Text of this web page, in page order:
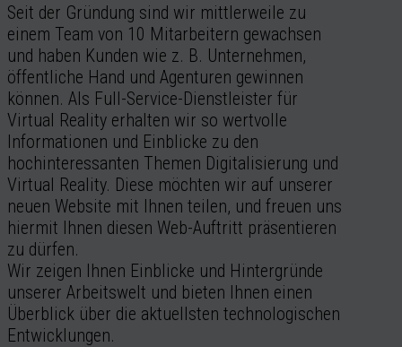
Seit der Gründung sind wir mittlerweile zu
einem Team von 10 Mitarbeitern gewachsen
und haben Kunden wie z. B. Unternehmen,
öffentliche Hand und Agenturen gewinnen
können. Als Full-Service-Dienstleister für
Virtual Reality erhalten wir so wertvolle
Informationen und Einblicke zu den
hochinteressanten Themen Digitalisierung und
Virtual Reality. Diese möchten wir auf unserer
neuen Website mit Ihnen teilen, und freuen uns
hiermit Ihnen diesen Web-Auftritt präsentieren
zu dürfen.
Wir zeigen Ihnen Einblicke und Hintergründe
unserer Arbeitswelt und bieten Ihnen einen
Überblick über die aktuellsten technologischen
Entwicklungen.